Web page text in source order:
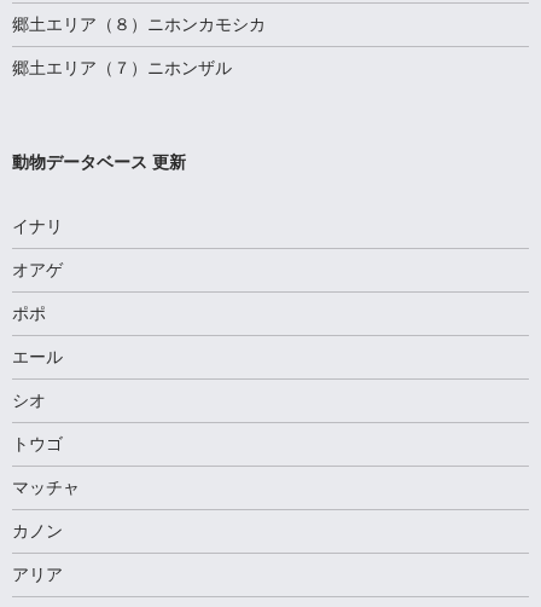
郷土エリア（８）ニホンカモシカ
郷土エリア（７）ニホンザル
動物データベース 更新
イナリ
オアゲ
ポポ
エール
シオ
トウゴ
マッチャ
カノン
アリア